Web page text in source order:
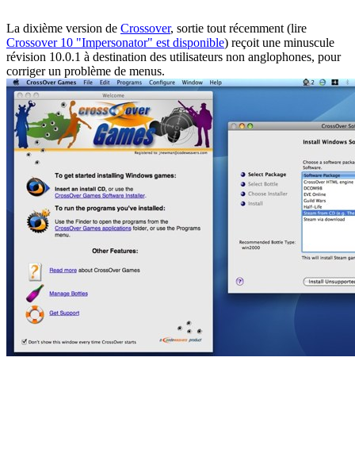
La dixième version de Crossover, sortie tout récemment (lire
Crossover 10 "Impersonator" est disponible) reçoit une minuscule
révision 10.0.1 à destination des utilisateurs non anglophones, pour
corriger un problème de menus.